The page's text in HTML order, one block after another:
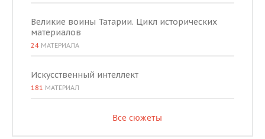
Великие воины Татарии. Цикл исторических
материалов
24 МАТЕРИАЛА
Искусственный интеллект
181 МАТЕРИАЛ
Все сюжеты